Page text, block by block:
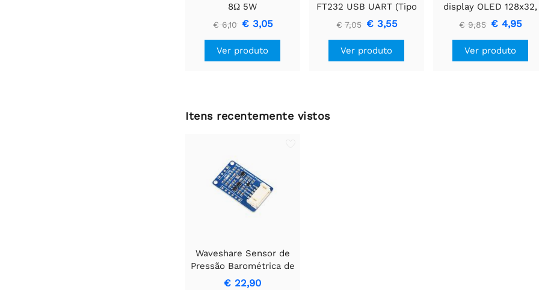
8Ω 5W
€ 6,10 € 3,05
Ver produto
FT232 USB UART (Tipo
A), Módulo de
Comunicação USB Para
TTL (UART)
€ 7,05 € 3,55
Ver produto
display OLED 128x32,
General 0.91 polegadas
€ 9,85 € 4,95
Ver produto
Itens recentemente vistos
Waveshare Sensor de
Pressão Barométrica de
Alta Precisão BMP390,
€ 22,90